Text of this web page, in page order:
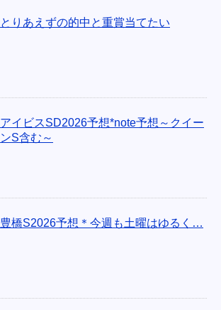
とりあえずの的中と重賞当てたい
アイビスSD2026予想*note予想～クイー
ンS含む～
豊橋S2026予想＊今週も土曜はゆるく…